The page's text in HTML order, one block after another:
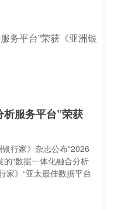
服务平台”荣获
行家》杂志公布“2026
“数据一体化融合分析
家》“亚太最佳数据平台